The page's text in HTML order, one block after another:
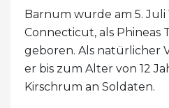
Barnum wurde am 5. Juli
Connecticut, als Phineas
geboren. Als natürlicher
er bis zum Alter von 12
Kirschrum an Soldaten.